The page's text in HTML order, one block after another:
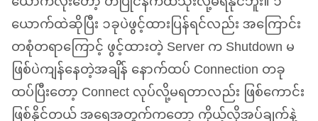
ယောက်ထဲဆိုပြီး ၁ခုပဲဖွင့်ထားပြန်ရင်လည်း အကြောင်း
တစုံတရာကြောင့် ဖွင့်ထားတဲ့ Server က Shutdown မ
ဖြစ်ပဲကျန်နေတဲ့အချိန် နောက်ထပ် Connection တခု
ထပ်ပြီးတော့ Connect လုပ်လို့မရတာလည်း ဖြစ်ကောင်း